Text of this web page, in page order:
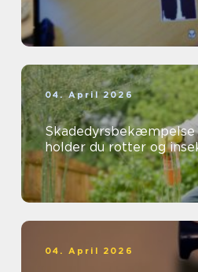
04. April 2026
Skadedyrsbekæmpelse
holder du rotter og
04. April 2026